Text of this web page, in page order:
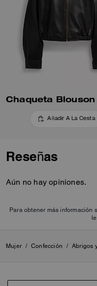
Añadir A La Cesta
Reseñas
Aún no hay opiniones.
Para obtener más información
Mujer / Confección / Abrigos